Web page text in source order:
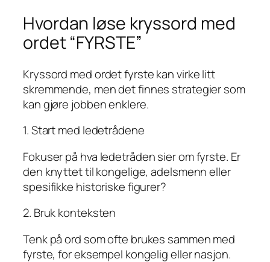
Hvordan løse kryssord med
ordet “FYRSTE”
Kryssord med ordet fyrste kan virke litt
skremmende, men det finnes strategier som
kan gjøre jobben enklere.
1. Start med ledetrådene
Fokuser på hva ledetråden sier om fyrste. Er
den knyttet til kongelige, adelsmenn eller
spesifikke historiske figurer?
2. Bruk konteksten
Tenk på ord som ofte brukes sammen med
fyrste, for eksempel kongelig eller nasjon.